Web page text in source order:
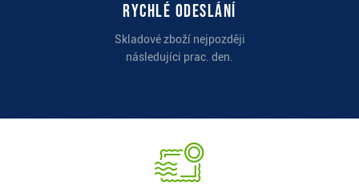
Rychlé odeslání
Skladové zboží nejpozději
následujíci prac. den.